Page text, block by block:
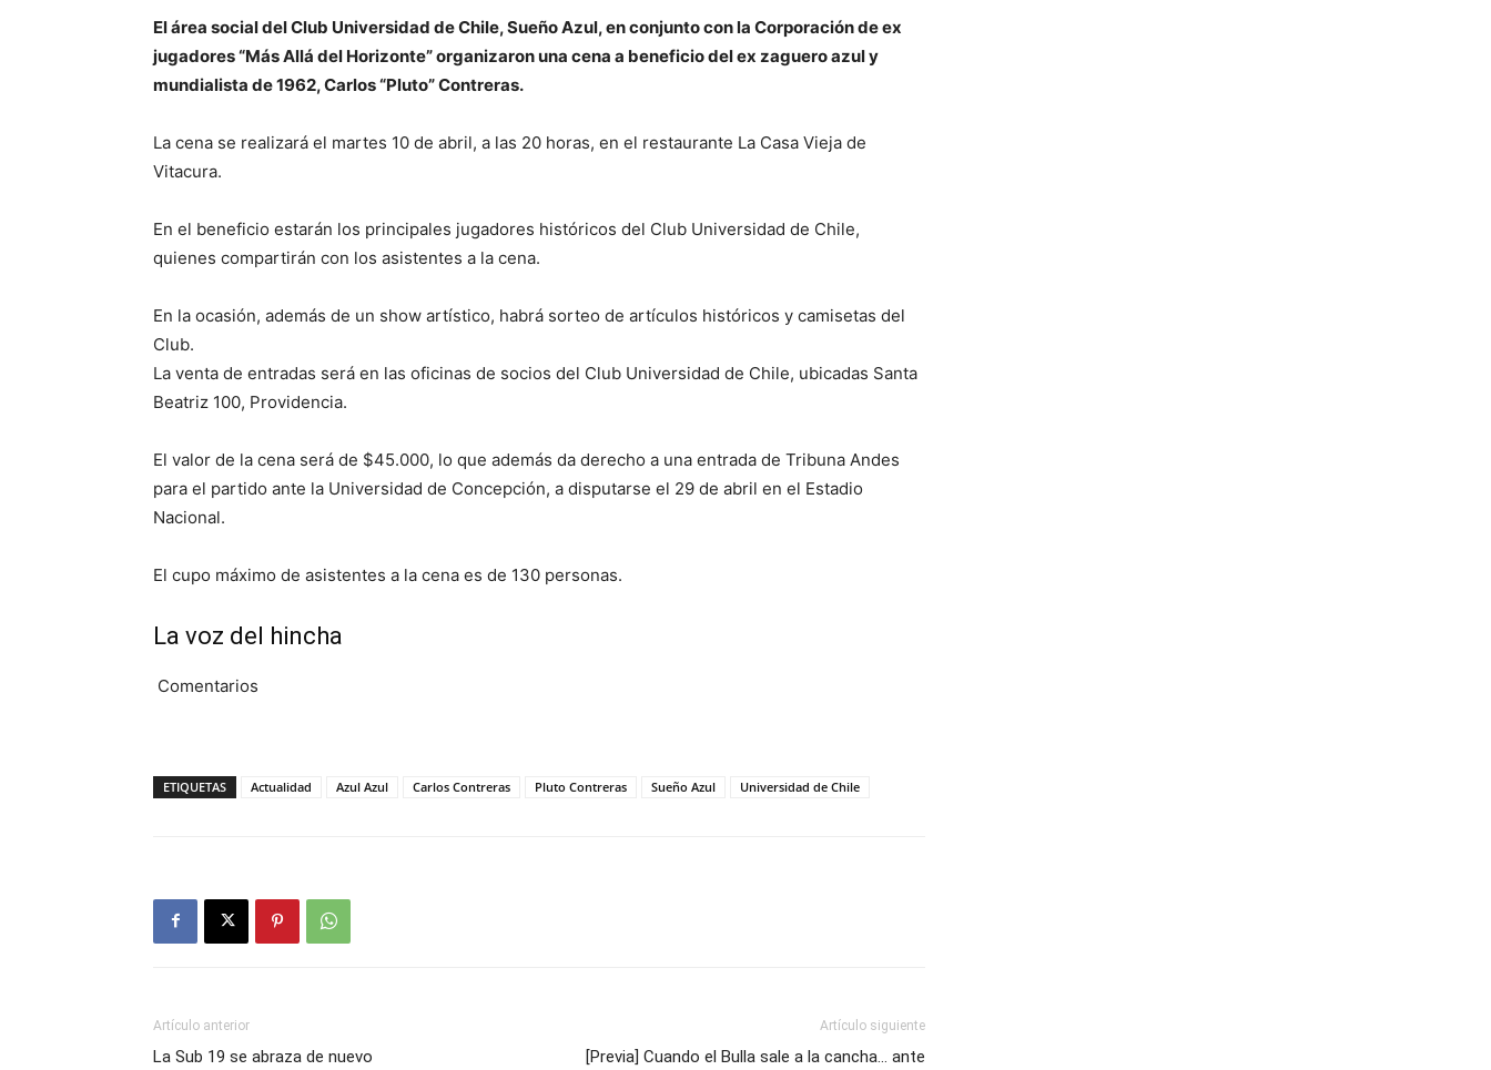
El área social del Club Universidad de Chile, Sueño Azul, en conjunto con la Corporación de ex
jugadores “Más Allá del Horizonte” organizaron una cena a beneficio del ex zaguero azul y
mundialista de 1962, Carlos “Pluto” Contreras.
La cena se realizará el martes 10 de abril, a las 20 horas, en el restaurante La Casa Vieja de
Vitacura.
En el beneficio estarán los principales jugadores históricos del Club Universidad de Chile,
quienes compartirán con los asistentes a la cena.
En la ocasión, además de un show artístico, habrá sorteo de artículos históricos y camisetas del
Club.
La venta de entradas será en las oficinas de socios del Club Universidad de Chile, ubicadas Santa
Beatriz 100, Providencia.
El valor de la cena será de $45.000, lo que además da derecho a una entrada de Tribuna Andes
para el partido ante la Universidad de Concepción, a disputarse el 29 de abril en el Estadio
Nacional.
El cupo máximo de asistentes a la cena es de 130 personas.
La voz del hincha
Comentarios
ETIQUETAS Actualidad Azul Azul Carlos Contreras Pluto Contreras Sueño Azul Universidad de Chile
Artículo anterior
La Sub 19 se abraza de nuevo
Artículo siguiente
[Previa] Cuando el Bulla sale a la cancha… ante